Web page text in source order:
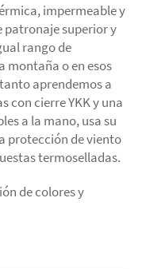
impermeable y
patronaje superior y
rango de
montaña o en esos
aprendemos a
con cierre YKK y una
a la mano, usa su
protección de viento
termoselladas.
de colores y